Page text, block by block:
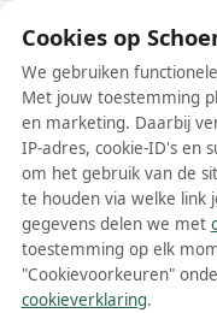
Tod's dames
Meer lezen
Cookies op
We gebruiken
Met jouw toestemming
en marketing. Daarbij
IP-adres, cookie-ID's en
om het gebruik van de
te houden via welke link
gegevens delen we met
toestemming op elk
"Cookievoorkeuren"
cookieverklaring.